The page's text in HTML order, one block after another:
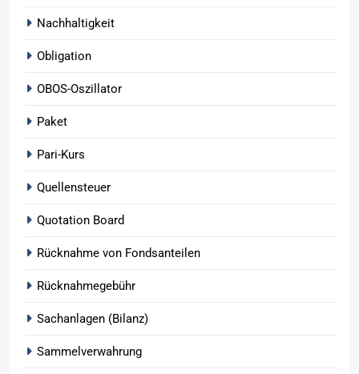
Nachhaltigkeit
Obligation
OBOS-Oszillator
Paket
Pari-Kurs
Quellensteuer
Quotation Board
Rücknahme von Fondsanteilen
Rücknahmegebühr
Sachanlagen (Bilanz)
Sammelverwahrung